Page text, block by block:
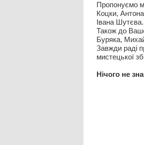
Пропонуємо
Коцки,
Івана Шутєва.
Також до
Буряка,
Завжди раді
мистецької
Нiчого не